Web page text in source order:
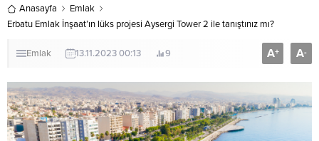
Anasayfa
Emlak
Erbatu Emlak İnşaat’ın lüks projesi Aysergi Tower 2 ile tanıştınız mı?
Emlak 13.11.2023 00:13 9 A+ A-